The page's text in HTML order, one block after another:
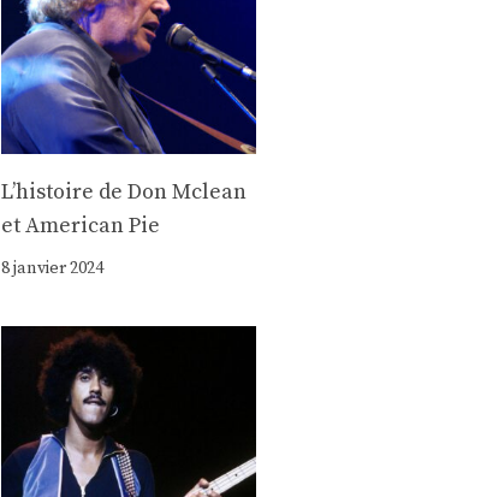
Lʼhistoire de Don Mclean
et American Pie
8 janvier 2024